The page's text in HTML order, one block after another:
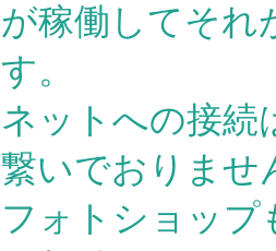
が稼働してそれ
す。
ネットへの接続
繋いでおりませ
フォトショップ